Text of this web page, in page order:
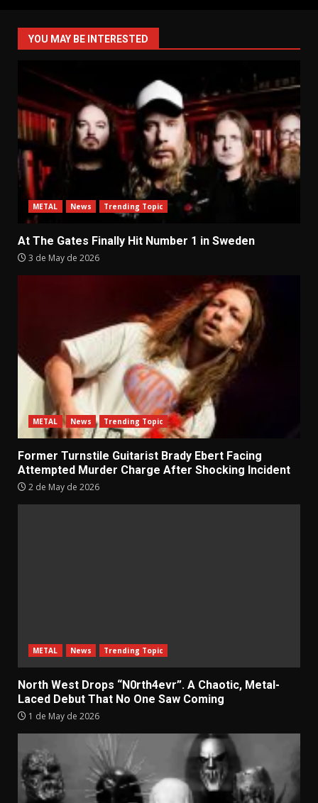
YOU MAY BE INTERESTED
METAL News Trending Topic
At The Gates Finally Hit Number 1 in Sweden
3 de May de 2026
METAL News Trending Topic
Former Turnstile Guitarist Brady Ebert Facing
Attempted Murder Charge After Shocking Incident
2 de May de 2026
METAL News Trending Topic
North West Drops “N0rth4evr”. A Chaotic, Metal-
Laced Debut That No One Saw Coming
1 de May de 2026